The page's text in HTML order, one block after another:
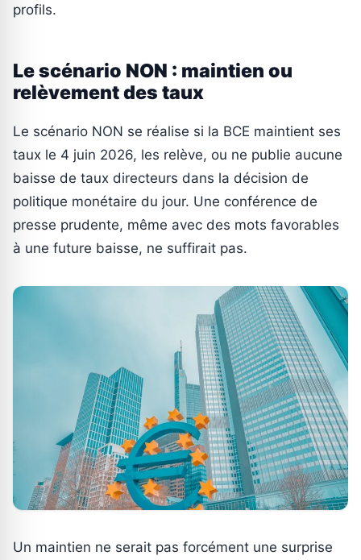
profils.
Le scénario NON : maintien ou
relèvement des taux
Le scénario NON se réalise si la BCE maintient ses
taux le 4 juin 2026, les relève, ou ne publie aucune
baisse de taux directeurs dans la décision de
politique monétaire du jour. Une conférence de
presse prudente, même avec des mots favorables
à une future baisse, ne suffirait pas.
Un maintien ne serait pas forcément une surprise